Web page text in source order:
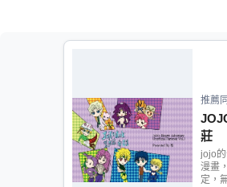
推薦
莊
jojo
漫畫
定，